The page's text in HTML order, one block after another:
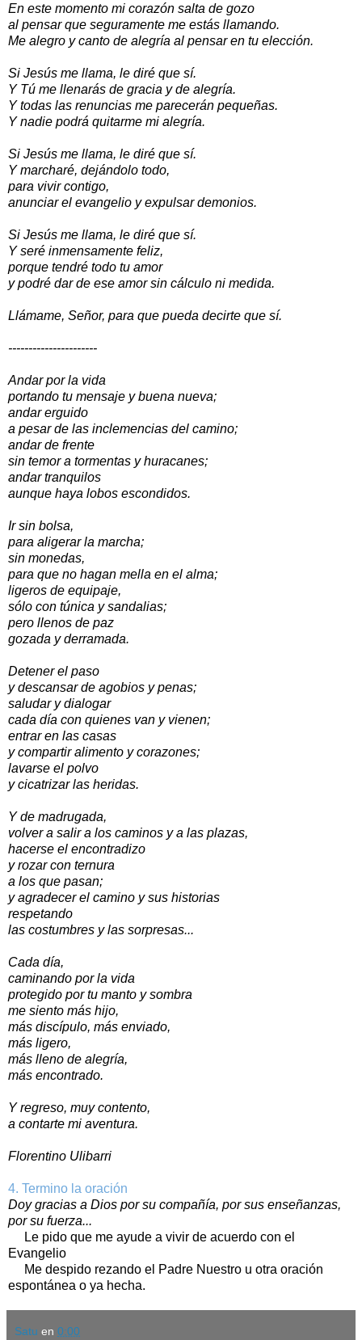
En este momento mi corazón salta de gozo
al pensar que seguramente me estás llamando.
Me alegro y canto de alegría al pensar en tu elección.
Si Jesús me llama, le diré que sí.
Y Tú me llenarás de gracia y de alegría.
Y todas las renuncias me parecerán pequeñas.
Y nadie podrá quitarme mi alegría.
Si Jesús me llama, le diré que sí.
Y marcharé, dejándolo todo,
para vivir contigo,
anunciar el evangelio y expulsar demonios.
Si Jesús me llama, le diré que sí.
Y seré inmensamente feliz,
porque tendré todo tu amor
y podré dar de ese amor sin cálculo ni medida.
Llámame, Señor, para que pueda decirte que sí.
----------------------
Andar por la vida
portando tu mensaje y buena nueva;
andar erguido
a pesar de las inclemencias del camino;
andar de frente
sin temor a tormentas y huracanes;
andar tranquilos
aunque haya lobos escondidos.
Ir sin bolsa,
para aligerar la marcha;
sin monedas,
para que no hagan mella en el alma;
ligeros de equipaje,
sólo con túnica y sandalias;
pero llenos de paz
gozada y derramada.
Detener el paso
y descansar de agobios y penas;
saludar y dialogar
cada día con quienes van y vienen;
entrar en las casas
y compartir alimento y corazones;
lavarse el polvo
y cicatrizar las heridas.
Y de madrugada,
volver a salir a los caminos y a las plazas,
hacerse el encontradizo
y rozar con ternura
a los que pasan;
y agradecer el camino y sus historias
respetando
las costumbres y las sorpresas...
Cada día,
caminando por la vida
protegido por tu manto y sombra
me siento más hijo,
más discípulo, más enviado,
más ligero,
más lleno de alegría,
más encontrado.
Y regreso, muy contento,
a contarte mi aventura.
Florentino Ulibarri
4. Termino la oración
Doy gracias a Dios por su compañía, por sus enseñanzas,
por su fuerza...
Le pido que me ayude a vivir de acuerdo con el
Evangelio
Me despido rezando el Padre Nuestro u otra oración
espontánea o ya hecha.
Satu en 0:00